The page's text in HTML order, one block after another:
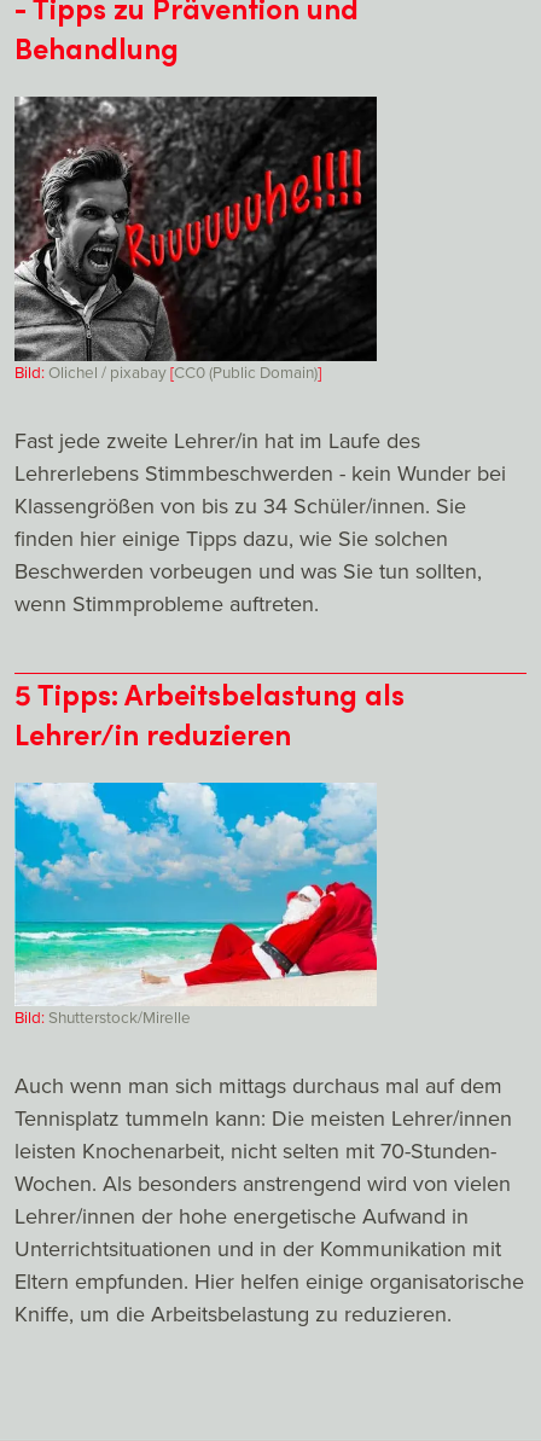
- Tipps zu Prävention und
Behandlung
Bild:Olichel / pixabay[CC0 (Public Domain)]
Fast jede zweite Lehrer/in hat im Laufe des
Lehrerlebens Stimmbeschwerden - kein Wunder bei
Klassengrößen von bis zu 34 Schüler/innen. Sie
finden hier einige Tipps dazu, wie Sie solchen
Beschwerden vorbeugen und was Sie tun sollten,
wenn Stimmprobleme auftreten.
5 Tipps: Arbeitsbelastung als
Lehrer/in reduzieren
Bild:Shutterstock/Mirelle
Auch wenn man sich mittags durchaus mal auf dem
Tennisplatz tummeln kann: Die meisten Lehrer/innen
leisten Knochenarbeit, nicht selten mit 70-Stunden-
Wochen. Als besonders anstrengend wird von vielen
Lehrer/innen der hohe energetische Aufwand in
Unterrichtsituationen und in der Kommunikation mit
Eltern empfunden. Hier helfen einige organisatorische
Kniffe, um die Arbeitsbelastung zu reduzieren.